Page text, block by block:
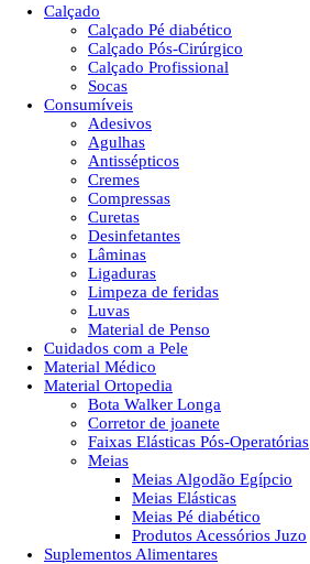
Calçado
Calçado Pé diabético
Calçado Pós-Cirúrgico
Calçado Profissional
Socas
Consumíveis
Adesivos
Agulhas
Antissépticos
Cremes
Compressas
Curetas
Desinfetantes
Lâminas
Ligaduras
Limpeza de feridas
Luvas
Material de Penso
Cuidados com a Pele
Material Médico
Material Ortopedia
Bota Walker Longa
Corretor de joanete
Faixas Elásticas Pós-Operatórias
Meias
Meias Algodão Egípcio
Meias Elásticas
Meias Pé diabético
Produtos Acessórios Juzo
Suplementos Alimentares